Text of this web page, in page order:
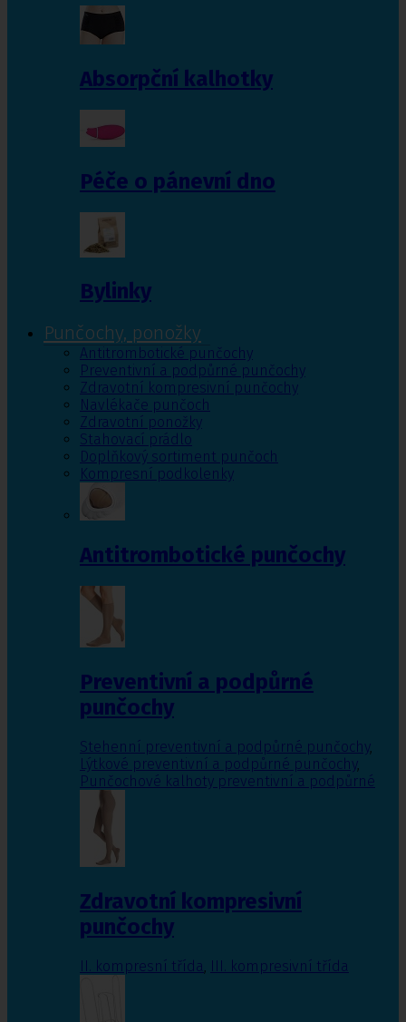
Absorpční kalhotky
Péče o pánevní dno
Bylinky
Punčochy, ponožky
Antitrombotické punčochy
Preventivní a podpůrné punčochy
Zdravotní kompresivní punčochy
Navlékače punčoch
Zdravotní ponožky
Stahovací prádlo
Doplňkový sortiment punčoch
Kompresní podkolenky
Antitrombotické punčochy
Preventivní a podpůrné
punčochy
Stehenní preventivní a podpůrné punčochy,
Lýtkové preventivní a podpůrné punčochy,
Punčochové kalhoty preventivní a podpůrné
Zdravotní kompresivní
punčochy
II. kompresní třída III. kompresivní třída